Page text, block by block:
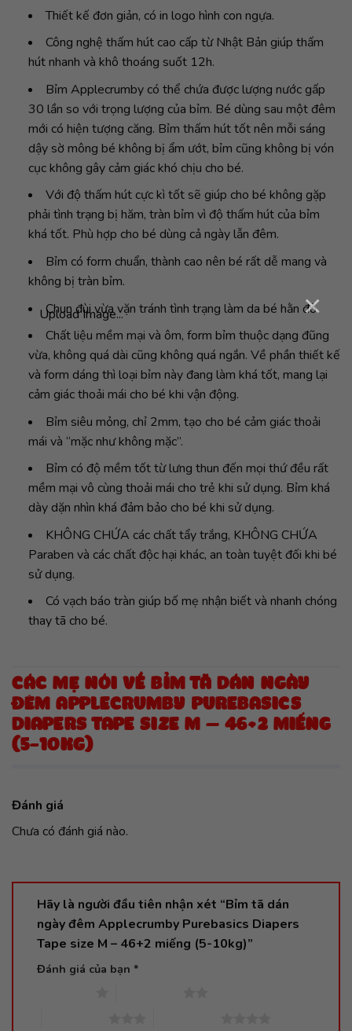
Upload Image... ×
Thiết kế đơn giản, có in logo hình con ngựa.
Công nghệ thấm hút cao cấp từ Nhật Bản giúp thấm
hút nhanh và khô thoáng suốt 12h.
Bỉm Applecrumby có thể chứa được lượng nước gấp
30 lần so với trọng lượng của bỉm. Bé dùng sau một đêm
mới có hiện tượng căng. Bỉm thấm hút tốt nên mỗi sáng
dậy sờ mông bé không bị ẩm ướt, bỉm cũng không bị vón
cục không gây cảm giác khó chịu cho bé.
Với độ thấm hút cực kì tốt sẽ giúp cho bé không gặp
phải tình trạng bị hăm, tràn bỉm vì độ thấm hút của bỉm
khá tốt. Phù hợp cho bé dùng cả ngày lẫn đêm.
Bỉm có form chuẩn, thành cao nên bé rất dễ mang và
không bị tràn bỉm.
Chun đùi vừa vặn tránh tình trạng làm da bé hằn đỏ.
Chất liệu mềm mại và ôm, form bỉm thuộc dạng đũng
vừa, không quá dài cũng không quá ngắn. Về phần thiết kế
và form dáng thì loại bỉm này đang làm khá tốt, mang lại
cảm giác thoải mái cho bé khi vận động.
Bỉm siêu mỏng, chỉ 2mm, tạo cho bé cảm giác thoải
mái và “mặc như không mặc”.
Bỉm có độ mềm tốt từ lưng thun đến mọi thứ đều rất
mềm mại vô cùng thoải mái cho trẻ khi sử dụng. Bỉm khá
dày dặn nhìn khá đảm bảo cho bé khi sử dụng.
KHÔNG CHỨA các chất tẩy trắng, KHÔNG CHỨA
Paraben và các chất độc hại khác, an toàn tuyệt đối khi bé
sử dụng.
Có vạch báo tràn giúp bố mẹ nhận biết và nhanh chóng
thay tã cho bé.
CÁC MẸ NÓI VỀ BỈM TÃ DÁN NGÀY
ĐÊM APPLECRUMBY PUREBASICS
DIAPERS TAPE SIZE M – 46+2 MIẾNG
(5-10KG)
Đánh giá
Chưa có đánh giá nào.
Hãy là người đầu tiên nhận xét “Bỉm tã dán
ngày đêm Applecrumby Purebasics Diapers
Tape size M – 46+2 miếng (5-10kg)”
Đánh giá của bạn *